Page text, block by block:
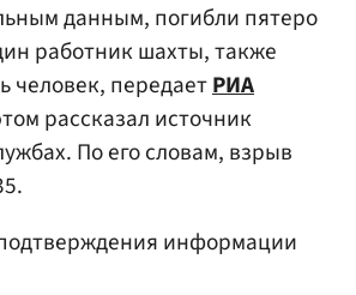
данным, погибли пятеро
работник шахты, также
человек, передаетРИА
рассказал источник
По его словам, взрыв
информации